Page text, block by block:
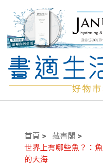
首頁
藏書閣
世界上有哪些魚？：
的大海